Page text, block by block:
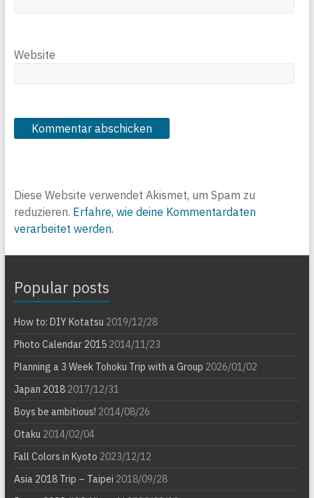
Website
Diese Website verwendet Akismet, um Spam zu
reduzieren. Erfahre, wie deine Kommentardaten
verarbeitet werden.
Popular posts
How to: DIY Kotatsu 2019/12/28
Photo Calendar 20152014/11/23
Planning a 3 Week Tohoku Trip with a Group 2026/01/02
Japan 20182017/12/31
Boys be ambitious! 2014/08/26
Otaku 2014/02/04
Fall Colors in Kyoto 2023/12/12
Asia 2018 Trip – Taipei 2018/09/28